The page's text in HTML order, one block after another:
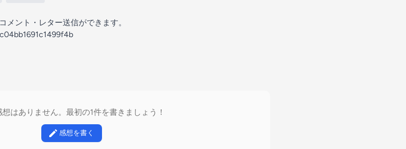
メント・レター送信ができます。
想はありません。最初の1件を書きましょう！
感想を書く